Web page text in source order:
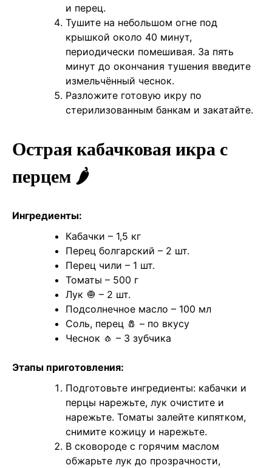
и перец.
Тушите на небольшом огне под
крышкой около 40 минут,
периодически помешивая. За пять
минут до окончания тушения введите
измельчённый чеснок.
Разложите готовую икру по
стерилизованным банкам и закатайте.
Острая кабачковая икра с
перцем 🌶️
Ингредиенты:
Кабачки – 1,5 кг
Перец болгарский – 2 шт.
Перец чили – 1 шт.
Томаты – 500 г
Лук 🧅 – 2 шт.
Подсолнечное масло – 100 мл
Соль, перец 🧂 – по вкусу
Чеснок 🧄 – 3 зубчика
Этапы приготовления:
Подготовьте ингредиенты: кабачки и
перцы нарежьте, лук очистите и
нарежьте. Томаты залейте кипятком,
снимите кожицу и нарежьте.
В сковороде с горячим маслом
обжарьте лук до прозрачности,